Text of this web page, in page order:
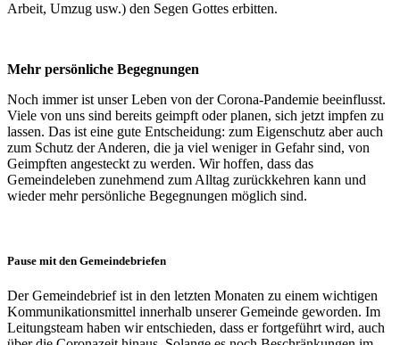
Arbeit, Umzug usw.) den Segen Gottes erbitten.
Mehr persönliche Begegnungen
Noch immer ist unser Leben von der Corona-Pandemie beeinflusst.
Viele von uns sind bereits geimpft oder planen, sich jetzt impfen zu
lassen. Das ist eine gute Entscheidung: zum Eigenschutz aber auch
zum Schutz der Anderen, die ja viel weniger in Gefahr sind, von
Geimpften angesteckt zu werden. Wir hoffen, dass das
Gemeindeleben zunehmend zum Alltag zurückkehren kann und
wieder mehr persönliche Begegnungen möglich sind.
Pause mit den Gemeindebriefen
Der Gemeindebrief ist in den letzten Monaten zu einem wichtigen
Kommunikationsmittel innerhalb unserer Gemeinde geworden. Im
Leitungsteam haben wir entschieden, dass er fortgeführt wird, auch